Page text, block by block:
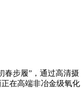
步履”，通过高清摄
在高端非冶金级氧化